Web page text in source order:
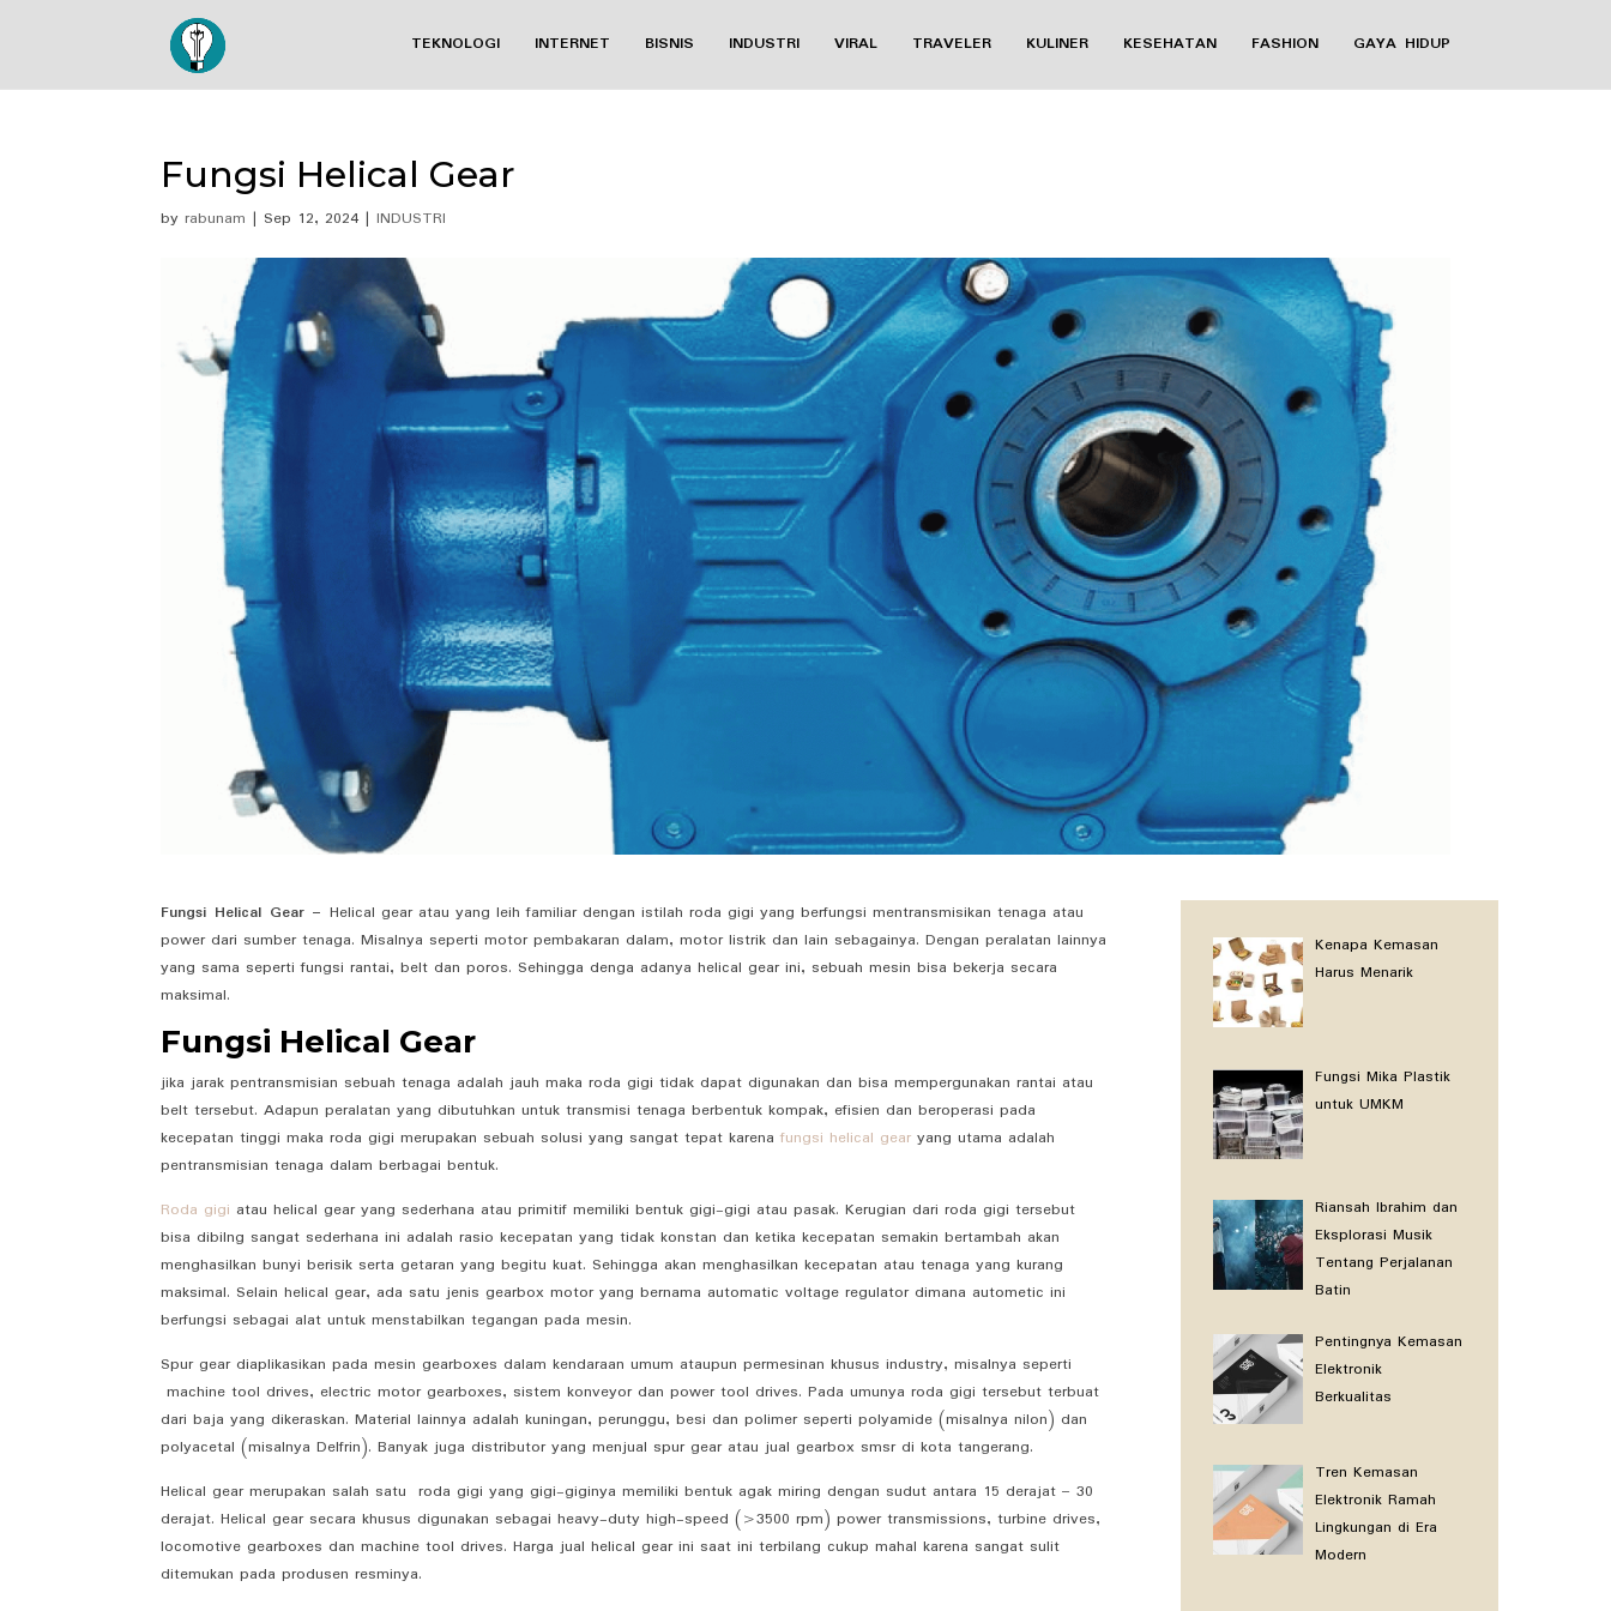
TEKNOLOGI INTERNET BISNIS INDUSTRI VIRAL TRAVELER KULINER KESEHATAN FASHION GAYA HIDUP
Fungsi Helical Gear
byrabunam | Sep 12, 2024 |INDUSTRI
Fungsi Helical Gear –Helical gear atau yang leih familiar dengan istilah roda gigi yang berfungsi mentransmisikan tenaga atau
power dari sumber tenaga. Misalnya seperti motor pembakaran dalam, motor listrik dan lain sebagainya. Dengan peralatan lainnya
yang sama seperti fungsi rantai, belt dan poros. Sehingga denga adanya helical gear ini, sebuah mesin bisa bekerja secara
maksimal.
Fungsi Helical Gear
jika jarak pentransmisian sebuah tenaga adalah jauh maka roda gigi tidak dapat digunakan dan bisa mempergunakan rantai atau
belt tersebut. Adapun peralatan yang dibutuhkan untuk transmisi tenaga berbentuk kompak, efisien dan beroperasi pada
kecepatan tinggi maka roda gigi merupakan sebuah solusi yang sangat tepat karenafungsi helical gear yang utama adalah
pentransmisian tenaga dalam berbagai bentuk.
Roda gigi atau helical gear yang sederhana atau primitif memiliki bentuk gigi-gigi atau pasak. Kerugian dari roda gigi tersebut
bisa dibilng sangat sederhana ini adalah rasio kecepatan yang tidak konstan dan ketika kecepatan semakin bertambah akan
menghasilkan bunyi berisik serta getaran yang begitu kuat. Sehingga akan menghasilkan kecepatan atau tenaga yang kurang
maksimal. Selain helical gear, ada satu jenis gearbox motor yang bernama automatic voltage regulator dimana autometic ini
berfungsi sebagai alat untuk menstabilkan tegangan pada mesin.
Spur gear diaplikasikan pada mesin gearboxes dalam kendaraan umum ataupun permesinan khusus industry, misalnya seperti
machine tool drives, electric motor gearboxes, sistem konveyor dan power tool drives. Pada umunya roda gigi tersebut terbuat
dari baja yang dikeraskan. Material lainnya adalah kuningan, perunggu, besi dan polimer seperti polyamide (misalnya nilon) dan
polyacetal (misalnya Delfrin). Banyak juga distributor yang menjual spur gear atau jual gearbox smsr di kota tangerang.
Helical gear merupakan salah satu roda gigi yang gigi-giginya memiliki bentuk agak miring dengan sudut antara 15 derajat – 30
derajat. Helical gear secara khusus digunakan sebagai heavy-duty high-speed (>3500 rpm) power transmissions, turbine drives,
locomotive gearboxes dan machine tool drives. Harga jual helical gear ini saat ini terbilang cukup mahal karena sangat sulit
ditemukan pada produsen resminya.
Kenapa Kemasan
Harus Menarik
Fungsi Mika Plastik
untuk UMKM
Riansah Ibrahim dan
Eksplorasi Musik
Tentang Perjalanan
Batin
Pentingnya Kemasan
Elektronik
Berkualitas
Tren Kemasan
Elektronik Ramah
Lingkungan di Era
Modern